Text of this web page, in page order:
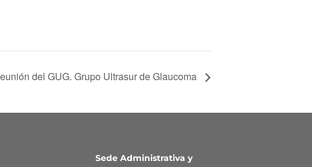
del GUG. Grupo Ultrasur de Glaucoma
Sede Administrativa y